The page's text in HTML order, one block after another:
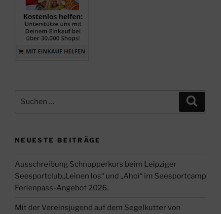
NEUESTE BEITRÄGE
Ausschreibung Schnupperkurs beim Leipziger
Seesportclub„Leinen los“ und „Ahoi“ im Seesportcamp
Ferienpass-Angebot 2026.
Mit der Vereinsjugend auf dem Segelkutter von